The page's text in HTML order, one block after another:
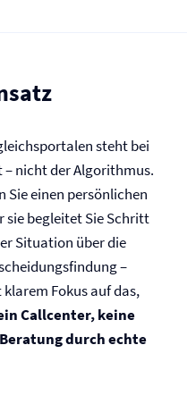
steht bei
nicht der Algorithmus.
Sie einen persönlichen
sie begleitet Sie Schritt
Situation über die
–
Fokus auf das,
Callcenter, keine
durch echte